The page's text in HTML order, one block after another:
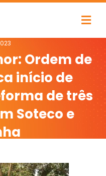
Ordem de
início de
de três
Soteco e